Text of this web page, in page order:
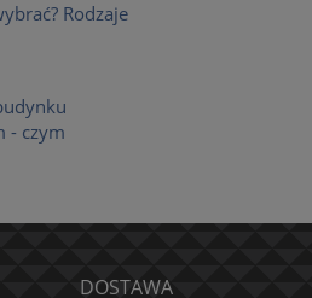
Rodzaje
- czym
DOSTAWA